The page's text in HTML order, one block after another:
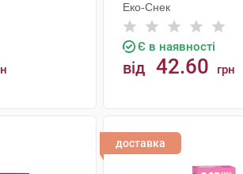
Еко-Снек
Є в наявності
від 42.60 грн
доставка